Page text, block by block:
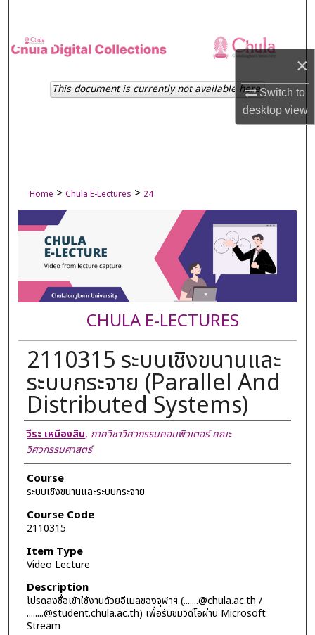
×
Switch to
desktopview
Browse Collections
My Account
Home > Chula E-Lectures > 24
CHULA E-LECTURES
2110315 ระบบเชิงขนานและ
ระบบกระจาย (Parallel And
Distributed Systems)
Lecturer
วีระ เหมืองสิน, ภาควิชาวิศวกรรมคอมพิวเตอร์ คณะ
วิศวกรรมศาสตร์
Course
ระบบเชิงขนานและระบบกระจาย
Course Code
2110315
Item Type
Video Lecture
Description
โปรดลงชื่อเข้าใช้งานด้วยอีเมลของจุฬาฯ (.......@chula.ac.th /
........@student.chula.ac.th) เพื่อรับชมวิดีโอผ่าน Microsoft
Stream
This document is currently not available here.